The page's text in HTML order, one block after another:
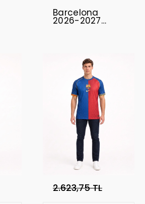
Barcelona
2026-2027
2.623,75 TL